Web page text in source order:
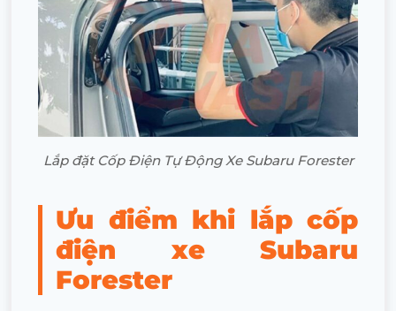
Lắp đặt Cốp Điện Tự Động Xe Subaru Forester
Ưu điểm khi lắp cốp
điện xe Subaru
Forester